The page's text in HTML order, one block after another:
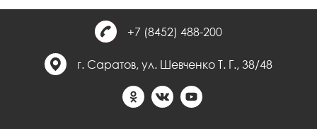
+7 (8452) 488-200
г. Саратов, ул. Шевченко Т. Г., 38/48